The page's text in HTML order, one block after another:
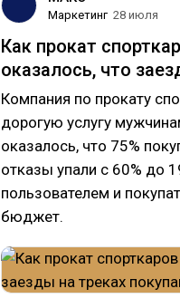
Маркетинг 28 июля
Как прокат
оказалось, что
Компания по прокату
дорогую услугу
оказалось, что 75%
отказы упали с 60% до
пользователем и
бюджет.